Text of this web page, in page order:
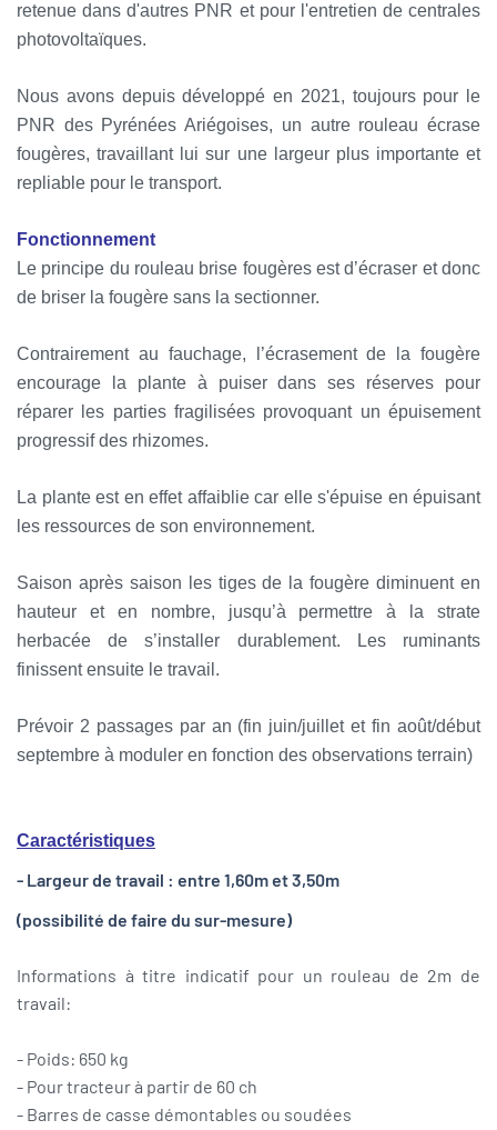
retenue dans d'autres PNR et pour l'entretien de centrales
photovoltaïques.
Nous avons depuis développé en 2021, toujours pour le
PNR des Pyrénées Ariégoises, un autre rouleau écrase
fougères, travaillant lui sur une largeur plus importante et
repliable pour le transport.
Fonctionnement
Le principe du rouleau brise fougères est d’écraser et donc
de briser la fougère sans la sectionner.
Contrairement au fauchage, l’écrasement de la fougère
encourage la plante à puiser dans ses réserves pour
réparer les parties fragilisées provoquant un épuisement
progressif des rhizomes.
La plante est en effet affaiblie car elle s'épuise en épuisant
les ressources de son environnement.
Saison après saison les tiges de la fougère diminuent en
hauteur et en nombre, jusqu’à permettre à la strate
herbacée de s’installer durablement. Les ruminants
finissent ensuite le travail.
Prévoir 2 passages par an (fin juin/juillet et fin août/début
septembre à moduler en fonction des observations terrain)
Caractéristiques
- Largeur de travail : entre 1,60m et 3,50m
(possibilité de faire du sur-mesure)
Informations à titre indicatif pour un rouleau de 2m de
travail:
- Poids: 650 kg
- Pour tracteur à partir de 60 ch
- Barres de casse démontables ou soudées